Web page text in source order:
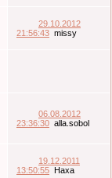
29.10.2012
21:56:43 missy
06.08.2012
23:36:30 alla.sobol
19.12.2011
13:50:55 Наха